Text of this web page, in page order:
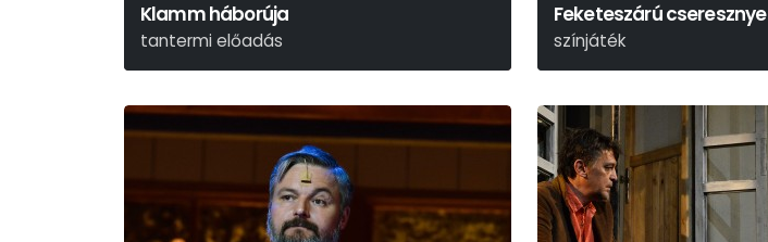
Klamm háborúja
tantermi előadás
Kai Hensel
Feketeszárú cseresznye
színjáték
Hunyady Sándor